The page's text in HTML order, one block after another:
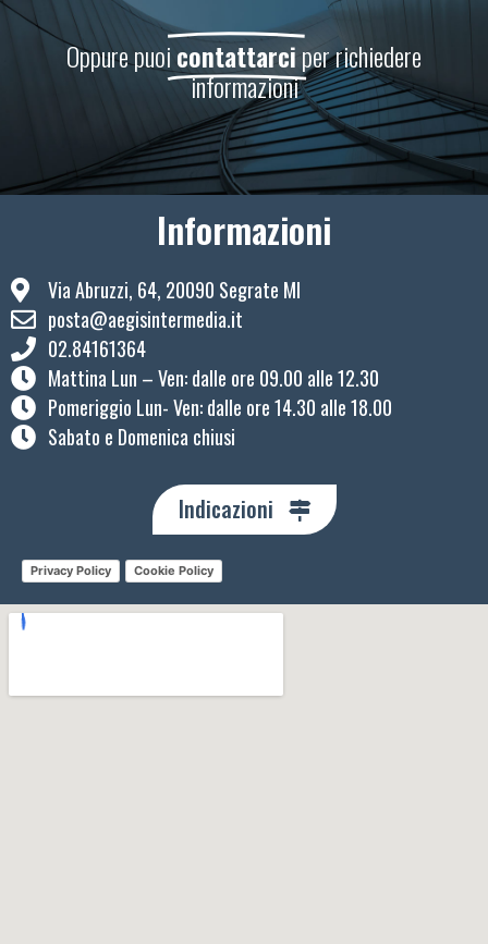
Oppure puoicontattarciper richiedere
informazioni
Informazioni
Via Abruzzi, 64, 20090 Segrate MI
posta@aegisintermedia.it
02.84161364
Mattina Lun – Ven: ​dalle ore 09.00 alle 12.30
Pomeriggio Lun- Ven: dalle ore 14.30 alle 18.00
Sabato e Domenica chiusi
Indicazioni
Privacy Policy Cookie Policy